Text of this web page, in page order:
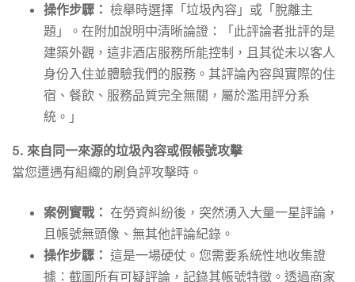
操作步驟： 檢舉時選擇「垃圾內容」或「脫離主
題」。在附加說明中清晰論證：「此評論者批評的是
建築外觀，這非酒店服務所能控制，且其從未以客人
身份入住並體驗我們的服務。其評論內容與實際的住
宿、餐飲、服務品質完全無關，屬於濫用評分系
統。」
5. 來自同一來源的垃圾內容或假帳號攻擊
當您遭遇有組織的刷負評攻擊時。
案例實戰： 在勞資糾紛後，突然湧入大量一星評論，
且帳號無頭像、無其他評論紀錄。
操作步驟： 這是一場硬仗。您需要系統性地收集證
據：截圖所有可疑評論，記錄其帳號特徵。透過商家